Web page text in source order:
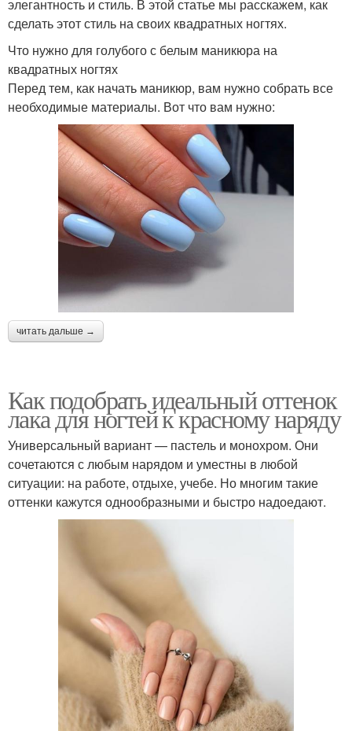
элегантность и стиль. В этой статье мы расскажем, как
сделать этот стиль на своих квадратных ногтях.
Что нужно для голубого с белым маникюра на
квадратных ногтях
Перед тем, как начать маникюр, вам нужно собрать все
необходимые материалы. Вот что вам нужно:
читать дальше →
Как подобрать идеальный оттенок
лака для ногтей к красному наряду
Универсальный вариант — пастель и монохром. Они
сочетаются с любым нарядом и уместны в любой
ситуации: на работе, отдыхе, учебе. Но многим такие
оттенки кажутся однообразными и быстро надоедают.